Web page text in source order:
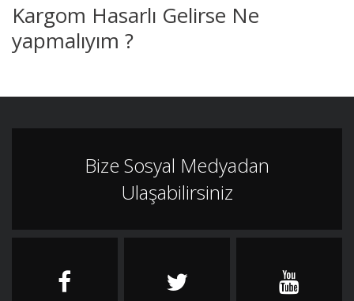
Kargom Hasarlı Gelirse Ne
yapmalıyım ?
Bize Sosyal Medyadan
Ulaşabilirsiniz